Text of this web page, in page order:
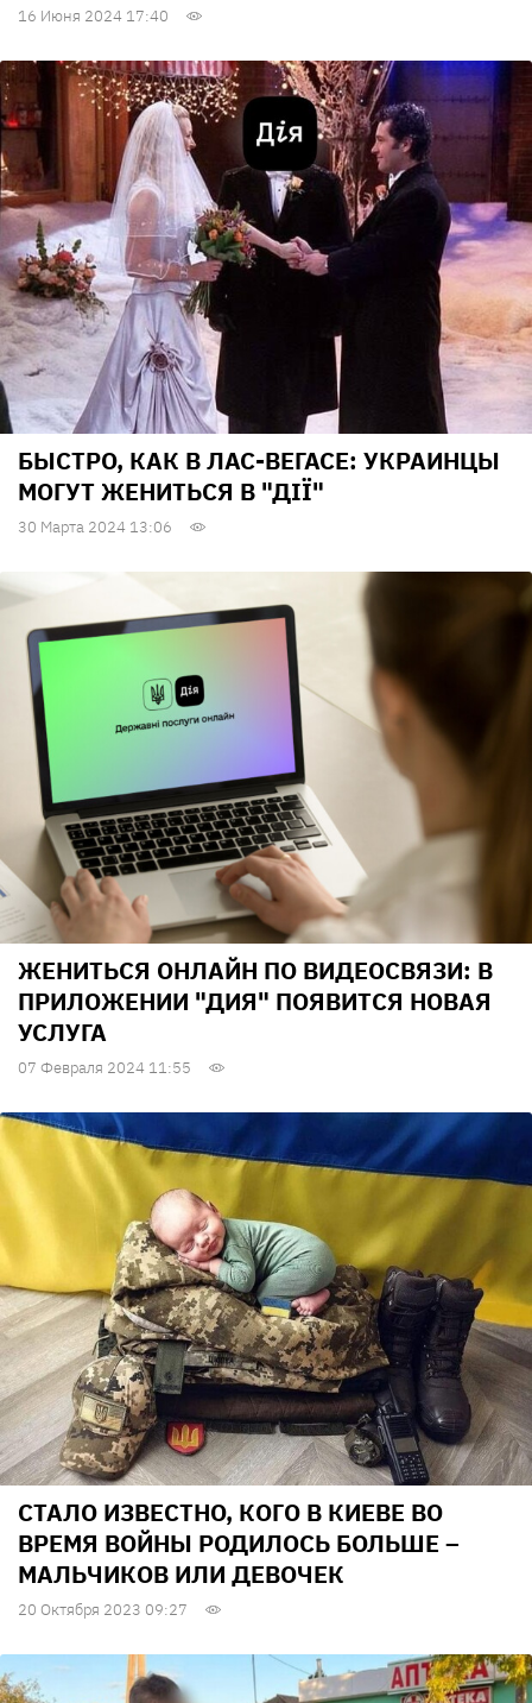
16 Июня 2024 17:40
БЫСТРО, КАК В ЛАС-ВЕГАСЕ: УКРАИНЦЫ
МОГУТ ЖЕНИТЬСЯ В "ДІЇ"
30 Марта 2024 13:06
ЖЕНИТЬСЯ ОНЛАЙН ПО ВИДЕОСВЯЗИ: В
ПРИЛОЖЕНИИ "ДИЯ" ПОЯВИТСЯ НОВАЯ
УСЛУГА
07 Февраля 2024 11:55
СТАЛО ИЗВЕСТНО, КОГО В КИЕВЕ ВО
ВРЕМЯ ВОЙНЫ РОДИЛОСЬ БОЛЬШЕ –
МАЛЬЧИКОВ ИЛИ ДЕВОЧЕК
20 Октября 2023 09:27